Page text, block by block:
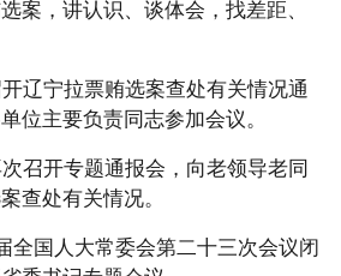
案，讲认识、谈体会，找差距、
辽宁拉票贿选案查处有关情况通
位主要负责同志参加会议。
召开专题通报会，向老领导老同
查处有关情况。
全国人大常委会第二十三次会议闭